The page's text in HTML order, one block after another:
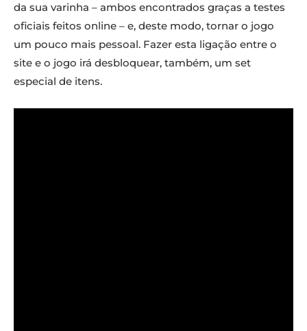
da sua varinha – ambos encontrados graças a testes
oficiais feitos online – e, deste modo, tornar o jogo
um pouco mais pessoal. Fazer esta ligação entre o
site e o jogo irá desbloquear, também, um set
especial de itens.